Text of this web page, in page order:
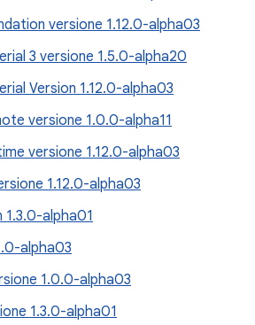
versione 1.12.0-alpha03
3 versione 1.5.0-alpha20
Version 1.12.0-alpha03
versione 1.0.0-alpha11
versione 1.12.0-alpha03
1.12.0-alpha03
1.3.0-alpha01
alpha03
1.0.0-alpha03
1.3.0-alpha01